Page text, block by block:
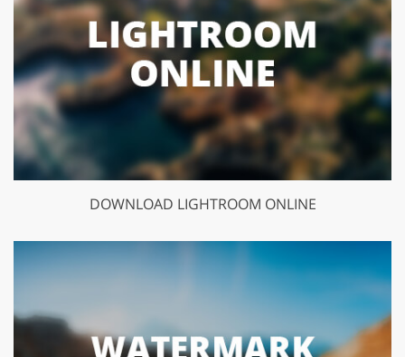
DOWNLOAD LIGHTROOM ONLINE